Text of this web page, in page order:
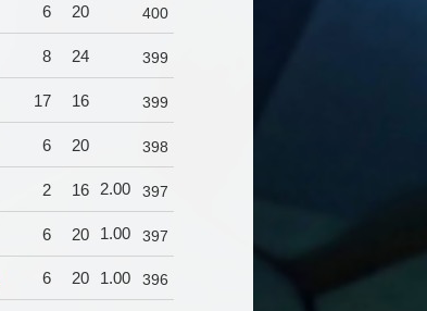
6 20 400
8 24 399
17 16 399
6 20 398
2 16 2.00 397
6 20 1.00 397
6 20 1.00 396